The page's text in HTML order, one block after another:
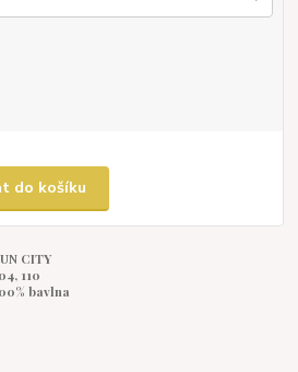
do košíku
CITY
110
bavlna